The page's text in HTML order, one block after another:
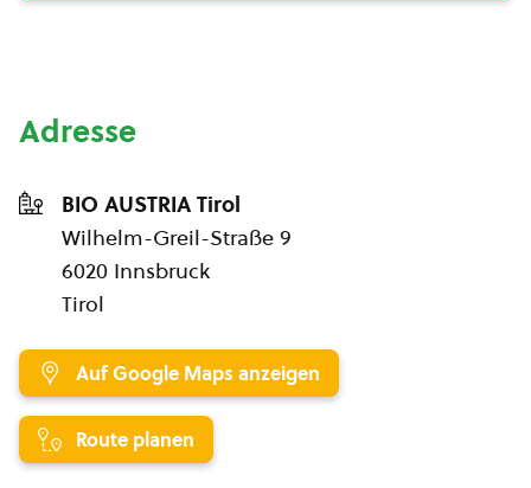
Adresse
BIO AUSTRIA Tirol
Wilhelm-Greil-Straße 9
6020 Innsbruck
Tirol
Auf Google Maps anzeigen
Route planen